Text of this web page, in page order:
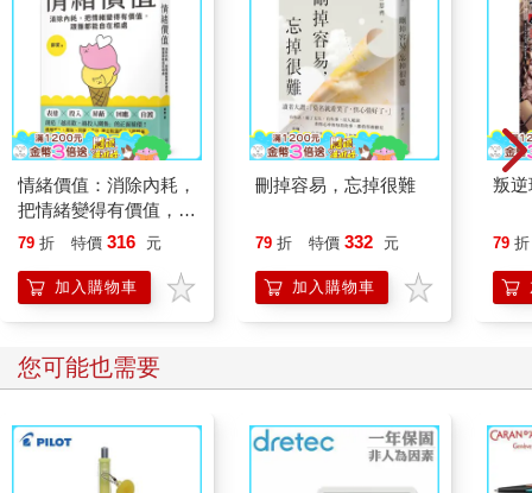
情緒價值：消除內耗，
把情緒變得有價值，跟
誰都能自在相處
79 折 特價 316 元
加入購物車
刪掉容易，忘掉很難
79 折 特價 332 元
加入購物車
叛逆
79 折
您可能也需要